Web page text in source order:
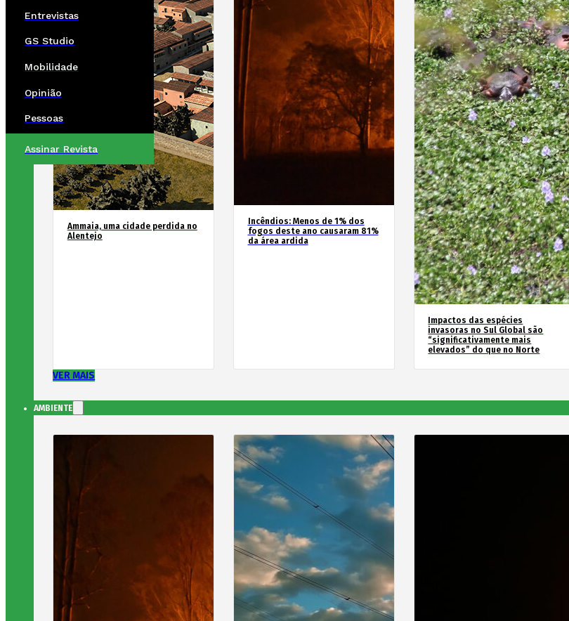
Entrevistas
GS Studio
Mobilidade
Opinião
Pessoas
Assinar Revista
Ammaia, uma cidade perdida no
Alentejo
Incêndios: Menos de 1% dos
fogos deste ano causaram 81%
da área ardida
Impactos das espécies
invasoras no Sul Global são
“significativamente mais
elevados” do que no Norte
VER MAIS
AMBIENTE